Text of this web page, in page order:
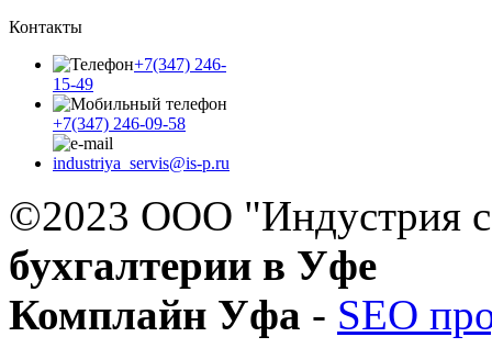
Контакты
+7(347) 246-
15-49
+7(347) 246-09-58
industriya_servis@is-p.ru
©2023 ООО "Индустрия
бухгалтерии в Уфе
Комплайн Уфа - SEO